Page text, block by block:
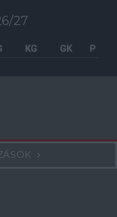
27
KG GK P